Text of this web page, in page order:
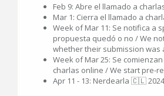
Feb 9: Abre el llamado a
Mar 1: Cierra el llamado a
Week of Mar 11: Se notifica a
propuesta quedó o no / We
whether their submission was
Week of Mar 25: Se
charlas online / We start pre-
Apr 11 - 13: Nerdearla 🇨🇱